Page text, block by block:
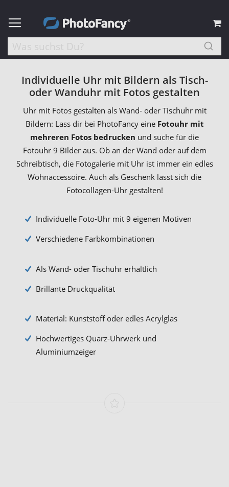
Individuelle Uhr mit Bildern als Tisch-
oder Wanduhr mit Fotos gestalten
Uhr mit Fotos gestalten als Wand- oder Tischuhr mit
Bildern: Lass dir bei PhotoFancy eine Fotouhr mit
mehreren Fotos bedrucken und suche für die
Fotouhr 9 Bilder aus. Ob an der Wand oder auf dem
Schreibtisch, die Fotogalerie mit Uhr ist immer ein edles
Wohnaccessoire. Auch als Geschenk lässt sich die
Fotocollagen-Uhr gestalten!
Individuelle Foto-Uhr mit 9 eigenen Motiven
Verschiedene Farbkombinationen
Als Wand- oder Tischuhr erhältlich
Brillante Druckqualität
Material: Kunststoff oder edles Acrylglas
Hochwertiges Quarz-Uhrwerk und
Aluminiumzeiger